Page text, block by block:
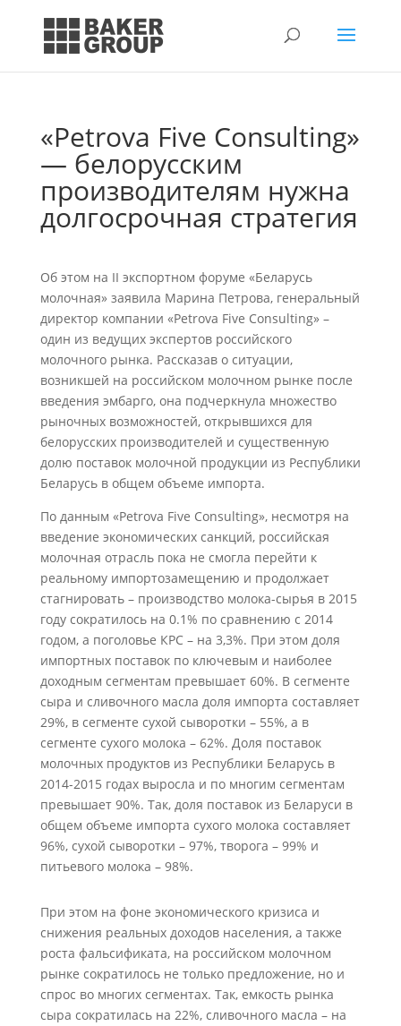
«Petrova Five Consulting»
— белорусским
производителям нужна
долгосрочная стратегия
Об этом на II экспортном форуме «Беларусь
молочная» заявила Марина Петрова, генеральный
директор компании «Petrova Five Consulting» –
один из ведущих экспертов российского
молочного рынка. Рассказав о ситуации,
возникшей на российском молочном рынке после
введения эмбарго, она подчеркнула множество
рыночных возможностей, открывшихся для
белорусских производителей и существенную
долю поставок молочной продукции из Республики
Беларусь в общем объеме импорта.
По данным «Petrova Five Consulting», несмотря на
введение экономических санкций, российская
молочная отрасль пока не смогла перейти к
реальному импортозамещению и продолжает
стагнировать – производство молока-сырья в 2015
году сократилось на 0.1% по сравнению с 2014
годом, а поголовье КРС – на 3,3%. При этом доля
импортных поставок по ключевым и наиболее
доходным сегментам превышает 60%. В сегменте
сыра и сливочного масла доля импорта составляет
29%, в сегменте сухой сыворотки – 55%, а в
сегменте сухого молока – 62%. Доля поставок
молочных продуктов из Республики Беларусь в
2014-2015 годах выросла и по многим сегментам
превышает 90%. Так, доля поставок из Беларуси в
общем объеме импорта сухого молока составляет
96%, сухой сыворотки – 97%, творога – 99% и
питьевого молока – 98%.
При этом на фоне экономического кризиса и
снижения реальных доходов населения, а также
роста фальсификата, на российском молочном
рынке сократилось не только предложение, но и
спрос во многих сегментах. Так, емкость рынка
сыра сократилась на 22%, сливочного масла – на